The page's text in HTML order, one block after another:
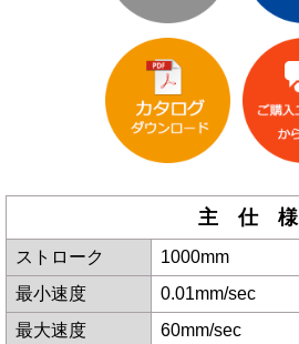
主 仕 様
ストローク
1000mm
最小速度
0.01mm/sec
最大速度
60mm/sec